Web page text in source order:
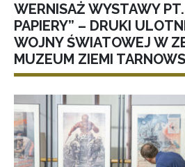
WERNISAŻ WYSTAWY
PAPIERY” – DRUKI
WOJNY ŚWIATOWEJ W
MUZEUM ZIEMI